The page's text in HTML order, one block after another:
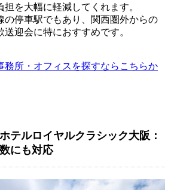
を大幅に軽減してくれます。
の停車駅でもあり、関西圏外からの
迎会に特におすすめです。
所・オフィスを探すならこちらか
テルロイヤルクラシック大阪：
にも対応